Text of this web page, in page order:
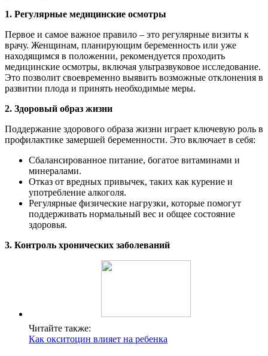
1. Регулярные медицинские осмотры
Первое и самое важное правило – это регулярные визиты к
врачу. Женщинам, планирующим беременность или уже
находящимся в положении, рекомендуется проходить
медицинские осмотры, включая ультразвуковое исследование.
Это позволит своевременно выявить возможные отклонения в
развитии плода и принять необходимые меры.
2. Здоровый образ жизни
Поддержание здорового образа жизни играет ключевую роль в
профилактике замершей беременности. Это включает в себя:
Сбалансированное питание, богатое витаминами и
минералами.
Отказ от вредных привычек, таких как курение и
употребление алкоголя.
Регулярные физические нагрузки, которые помогут
поддерживать нормальный вес и общее состояние
здоровья.
3. Контроль хронических заболеваний
Читайте также:
Как окситоцин влияет на ребенка